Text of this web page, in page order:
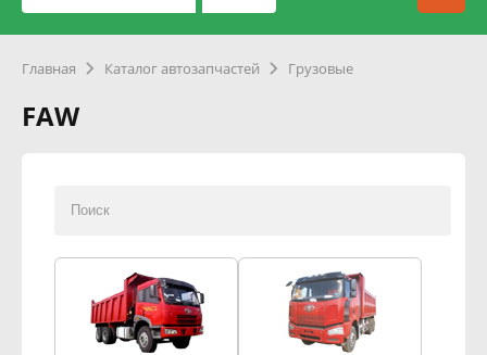
Главная Каталог автозапчастей Грузовые
FAW